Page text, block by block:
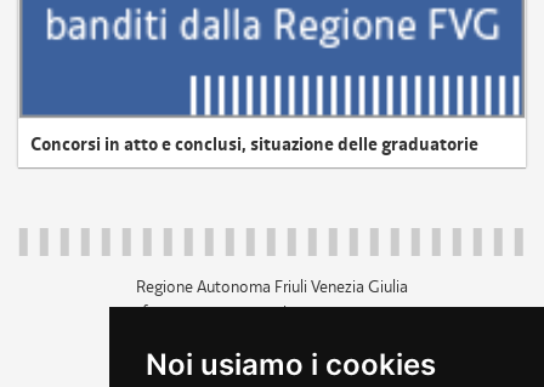
Noi usiamo i cookies
Concorsi in atto e conclusi, situazione delle graduatorie
Regione Autonoma Friuli Venezia Giulia
c.f. 80014930327; p.iva 00526040324
+39 040 3771111